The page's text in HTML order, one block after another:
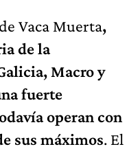
Vaca Muerta,
de la
Macro y
fuerte
operan con
sus máximos. El